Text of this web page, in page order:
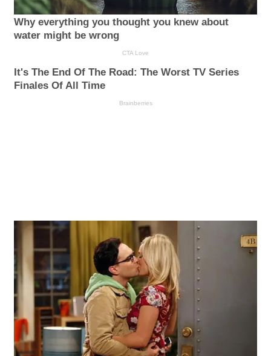
Why everything you thought you knew about
water might be wrong
CTA Love
It's The End Of The Road: The Worst TV Series
Finales Of All Time
Brainberries